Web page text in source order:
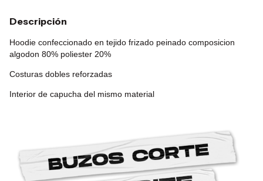
Descripción
Hoodie confeccionado en tejido frizado peinado composicion
algodon 80% poliester 20%
Costuras dobles reforzadas
Interior de capucha del mismo material